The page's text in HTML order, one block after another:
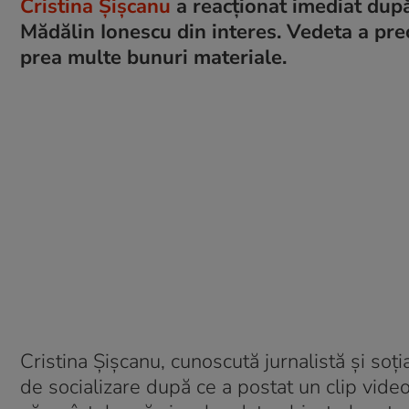
Cristina Șișcanu a reacționat imediat
Mădălin Ionescu din interes. Vedeta a
prea multe bunuri materiale.
Cristina Șișcanu, cunoscută jurnalistă și
de socializare după ce a postat un clip